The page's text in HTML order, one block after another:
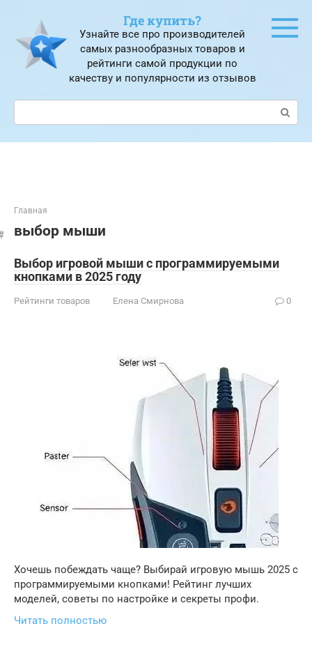
контенту
Где купить?
Узнайте все про производителей
самых разнообразных товаров и
рейтинги самой продукции по
качеству и популярности из отзывов
Поиск:
Главная
выбор мыши
Выбор игровой мыши с программируемыми
кнопками в 2025 году
Рейтинги товаров Елена Смирнова 0
Хочешь побеждать чаще? Выбирай игровую мышь 2025 с
программируемыми кнопками! Рейтинг лучших
моделей, советы по настройке и секреты профи.
Читать полностью